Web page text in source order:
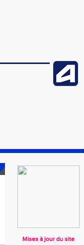
Mises à jour du site